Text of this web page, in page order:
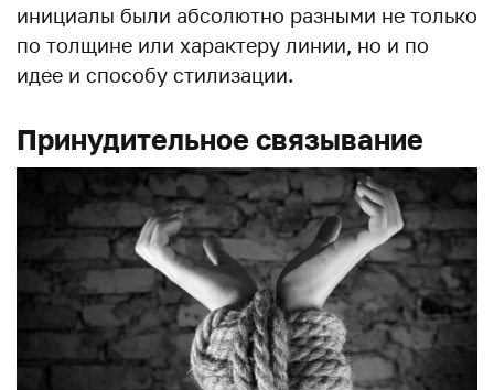
инициалы были абсолютно разными не только
по толщине или характеру линии, но и по
идее и способу стилизации.
Принудительное связывание